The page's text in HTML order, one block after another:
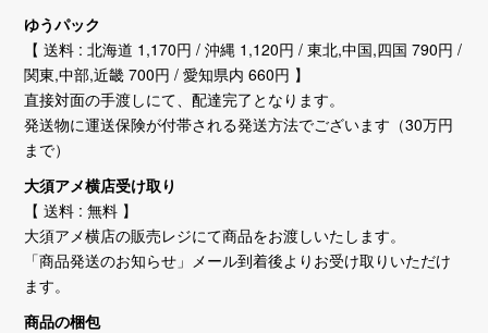
ゆうパック
【 送料 : 北海道 1,170円 / 沖縄 1,120円 / 東北,中国,四国 790円 /
関東,中部,近畿 700円 / 愛知県内 660円 】
直接対面の手渡しにて、配達完了となります。
発送物に運送保険が付帯される発送方法でございます（30万円
まで）
大須アメ横店受け取り
【 送料 : 無料 】
大須アメ横店の販売レジにて商品をお渡しいたします。
「商品発送のお知らせ」メール到着後よりお受け取りいただけ
ます。
商品の梱包